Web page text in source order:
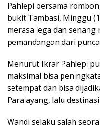
Pahlepi bersama
bukit Tambasi, Minggu
merasa lega dan
pemandangan dari
Menurut Ikrar Pahlepi
maksimal bisa
setempat dan bisa
Paralayang, lalu
Wandi selaku salah